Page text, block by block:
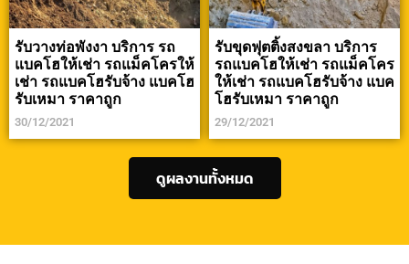
รับวางท่อพังงา บริการ รถ
แบคโฮให้เช่า รถแม็คโครให้
เช่า รถแบคโฮรับจ้าง แบคโฮ
รับเหมา ราคาถูก
30/12/2021
รับขุดฟุตติ้งสงขลา บริการ
รถแบคโฮให้เช่า รถแม็คโคร
ให้เช่า รถแบคโฮรับจ้าง แบค
โฮรับเหมา ราคาถูก
29/12/2021
ดูผลงานทั้งหมด